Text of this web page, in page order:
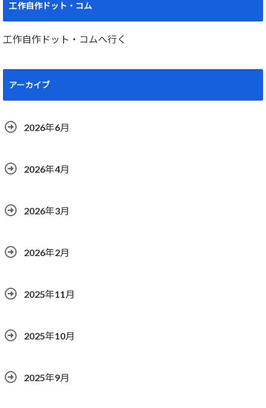
工作自作ドット・コム
工作自作ドット・コムへ行く
アーカイブ
2026年6月
2026年4月
2026年3月
2026年2月
2025年11月
2025年10月
2025年9月